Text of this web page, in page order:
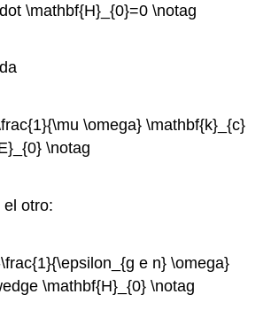
\mathbf{H}_{0}=0 \notag
\omega} \mathbf{k}_{c}
\notag
el otro:
e n} \omega}
\mathbf{H}_{0} \notag